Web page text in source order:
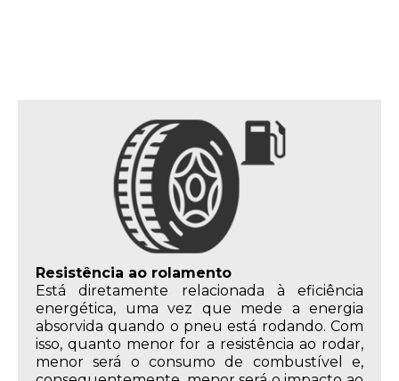
Resistência ao rolamento
Está diretamente relacionada à eficiência
energética, uma vez que mede a energia
absorvida quando o pneu está rodando. Com
isso, quanto menor for a resistência ao rodar,
menor será o consumo de combustível e,